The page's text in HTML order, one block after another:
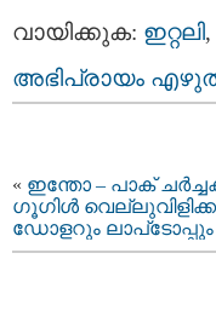
വായിക്കുക: ഇറ്റലി,
അഭിപ്രായം
« ഇന്തോ – പാക്
ഗൂഗിള്‍
ഡോളറും ലാപ്‌ടോപ്പും